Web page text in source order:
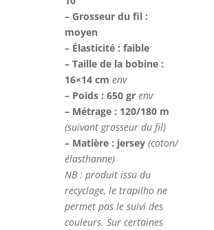
– Grosseur du fil :
moyen
– Élasticité : faible
– Taille de la bobine :
16×14 cmenv
– Poids : 650 grenv
– Métrage : 120/180 m
(suivant grosseur du fil)
– Matière : jersey(coton/
élasthanne)
NB : produit issu du
recyclage, le trapilho ne
permet pas le suivi des
couleurs. Sur certaines